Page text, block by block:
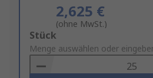
2,625 €
(ohne MwSt.)
Add
to
Basket
Stück
Menge auswählen oder